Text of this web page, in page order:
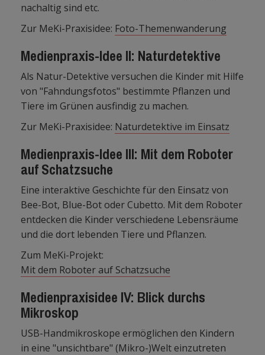
nachaltig sind etc.
Zur MeKi-Praxisidee: Foto-Themenwanderung
Medienpraxis-Idee II: Naturdetektive
Als Natur-Detektive versuchen die Kinder mit Hilfe
von "Fahndungsfotos" bestimmte Pflanzen und
Tiere im Grünen ausfindig zu machen.
Zur MeKi-Praxisidee: Naturdetektive im Einsatz
Medienpraxis-Idee III: Mit dem Roboter
auf Schatzsuche
Eine interaktive Geschichte für den Einsatz von
Bee-Bot, Blue-Bot oder Cubetto. Mit dem Roboter
entdecken die Kinder verschiedene Lebensräume
und die dort lebenden Tiere und Pflanzen.
Zum MeKi-Projekt:
Mit dem Roboter auf Schatzsuche
Medienpraxisidee IV: Blick durchs
Mikroskop
USB-Handmikroskope ermöglichen den Kindern
in eine "unsichtbare" (Mikro-)Welt einzutreten